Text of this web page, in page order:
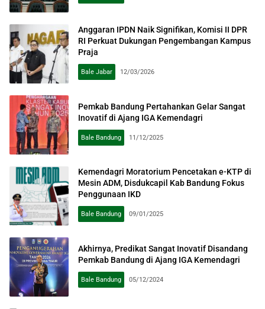
Anggaran IPDN Naik Signifikan, Komisi II DPR
RI Perkuat Dukungan Pengembangan Kampus
Praja
Bale Jabar 12/03/2026
Pemkab Bandung Pertahankan Gelar Sangat
Inovatif di Ajang IGA Kemendagri
Bale Bandung 11/12/2025
Kemendagri Moratorium Pencetakan e-KTP di
Mesin ADM, Disdukcapil Kab Bandung Fokus
Penggunaan IKD
Bale Bandung 09/01/2025
Akhirnya, Predikat Sangat Inovatif Disandang
Pemkab Bandung di Ajang IGA Kemendagri
Bale Bandung 05/12/2024